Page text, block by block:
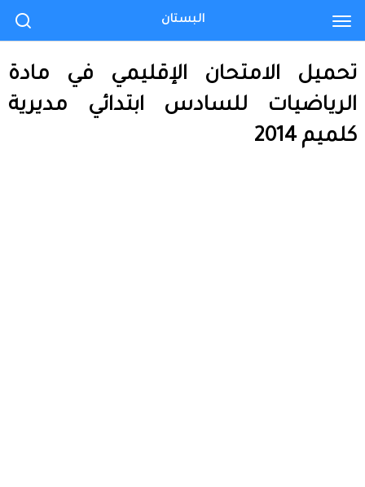
تحميل الامتحان الإقليمي في مادة
الرياضيات للسادس ابتدائي مديرية
كلميم 2014
البستان